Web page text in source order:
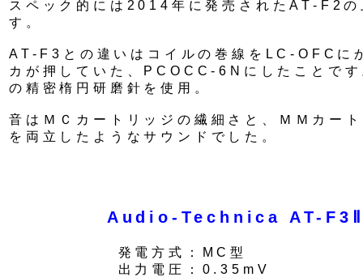
スペック的には2014年に発売されたAT-F2の
す。
AT-F3との違いはコイルの巻線をLC-OFCに
カが押していた、PCOCC-6Nにしたことで
の精密楕円研磨針を使用。
音はＭＣカートリッジの繊細さと、ＭＭカー
を両立したようなサウンドでした。
Audio-Technica AT-F3Ⅱ
発電方式：MC型
出力電圧：0.35mV